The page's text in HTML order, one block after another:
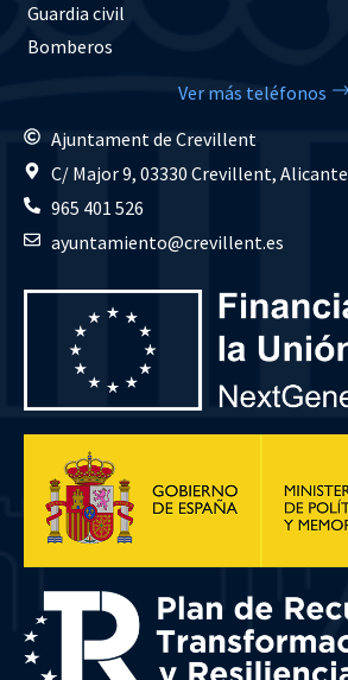
Guardia civil
Bomberos
Ver más teléfonos
Ajuntament de Crevillent
C/ Major 9, 03330 Crevillent, Alicante
965 401 526
ayuntamiento@crevillent.es